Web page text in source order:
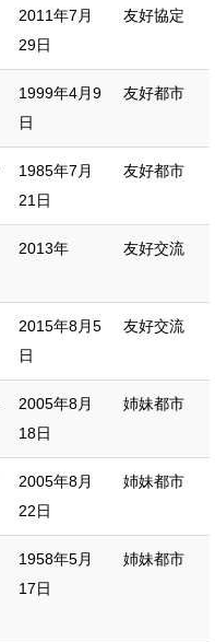
2011年7月
29日
友好協定
1999年4月9
日
友好都市
1985年7月
21日
友好都市
2013年 友好交流
2015年8月5
日
友好交流
2005年8月
18日
姉妹都市
2005年8月
22日
姉妹都市
1958年5月
17日
姉妹都市